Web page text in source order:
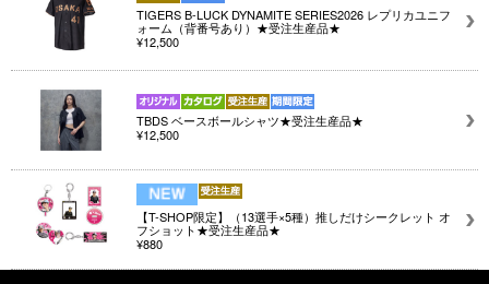
TIGERS B-LUCK DYNAMITE SERIES2026 レプリカユニフ
ォーム（背番号あり）★受注生産品★
¥12,500
TBDS ベースボールシャツ★受注生産品★
¥12,500
【T-SHOP限定】（13選手×5種）推しだけシークレット オ
フショット★受注生産品★
¥880